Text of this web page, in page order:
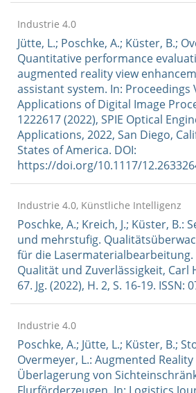
Industrie 4.0
Jütte, L.; Poschke, A.; Küster, B.;
Quantitative performance
augmented reality view
assistant system. In: Proceedings
Applications of Digital Image
1222617 (2022), SPIE Optical
Applications, 2022, San Diego,
States of America. DOI:
https://doi.org/10.1117/
Industrie 4.0, Künstliche Intelligenz
Poschke, A.; Kreich, J.; Küster, B.:
und mehrstufig.
für die Lasermaterialbearbeitung.
Qualität und Zuverlässigkeit, Carl
67. Jg. (2022), H. 2, S. 16-19. ISSN:
Industrie 4.0
Poschke, A.; Jütte, L.; Küster, B.;
Overmeyer, L.: Augmented
Überlagerung von